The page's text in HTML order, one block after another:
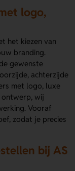
logo,
het kiezen van
branding.
gewenste
achterzijde
met logo, luxe
ontwerp, wij
Vooraf
zodat je precies
bij AS